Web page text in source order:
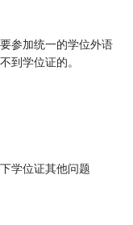
参加统一的学位外语
到学位证的。
学位证其他问题